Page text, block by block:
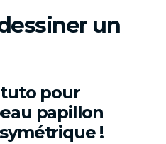
un
pour
papillon
!